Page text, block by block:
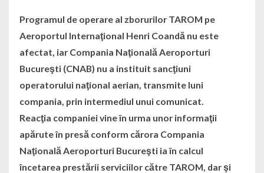
Programul de operare al zborurilor TAROM pe
Aeroportul Internaţional Henri Coandă nu este
afectat, iar Compania Naţională Aeroporturi
Bucureşti (CNAB) nu a instituit sancţiuni
operatorului naţional aerian, transmite luni
compania, prin intermediul unui comunicat.
Reacţia companiei vine în urma unor informaţii
apărute în presă conform cărora Compania
Naţională Aeroporturi Bucureşti ia în calcul
încetarea prestării serviciilor către TAROM, dar şi